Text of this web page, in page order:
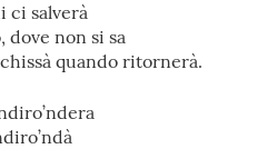
ci salverà
dove non si sa
quando ritornerà.